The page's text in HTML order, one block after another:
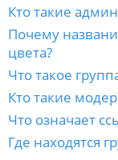
Кто такие
Почему
цвета?
Что такое
Кто такие
Что означает
Где находятся